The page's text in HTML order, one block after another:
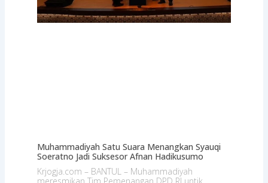
Muhammadiyah Satu Suara Menangkan Syauqi
Soeratno Jadi Suksesor Afnan Hadikusumo
Krjogja.com – BANTUL – Muhammadiyah